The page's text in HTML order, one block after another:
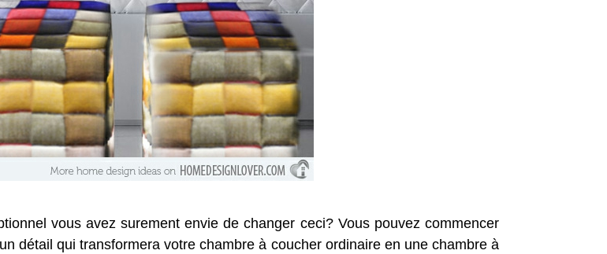
vous avez surement envie de changer ceci? Vous pouvez commencer
détail qui transformera votre chambre à coucher ordinaire en une chambre à